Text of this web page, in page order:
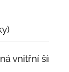
vnitřní šířka